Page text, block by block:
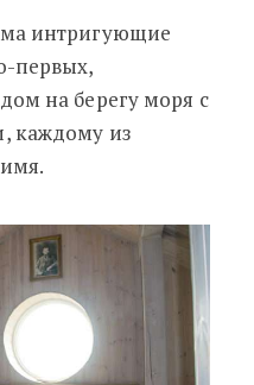
интригующие
первых,
на берегу моря с
каждому из